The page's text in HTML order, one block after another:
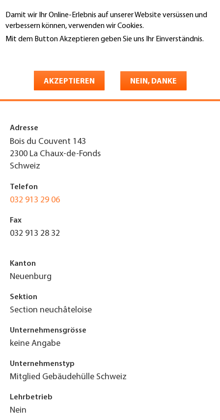
Damit wir Ihr Online-Erlebnis auf unserer Website versüssen und
verbessern können, verwenden wir Cookies.
Mit dem Button Akzeptieren geben Sie uns Ihr Einverständnis.
AKZEPTIEREN NEIN, DANKE
zum
Inhalt
J.-P. Soguel Couverture et
Ferblanterie SA
Adresse
Bois du Couvent 143
2300 La Chaux-de-Fonds
Schweiz
Telefon
032 913 29 06
Fax
032 913 28 32
Kanton
Neuenburg
Sektion
Section neuchâteloise
Unternehmensgrösse
keine Angabe
Unternehmenstyp
Mitglied Gebäudehülle Schweiz
Lehrbetrieb
Nein